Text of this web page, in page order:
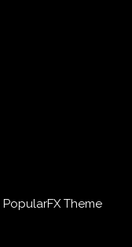
PopularFX Theme